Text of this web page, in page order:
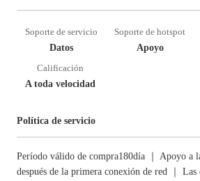
Soporte de servicio
Datos
Soporte de hotspot
Apoyo
Calificación
A toda velocidad
Política de servicio
Período válido de compra180día ｜ Apoyo a
después de la primera conexión de red ｜ Las